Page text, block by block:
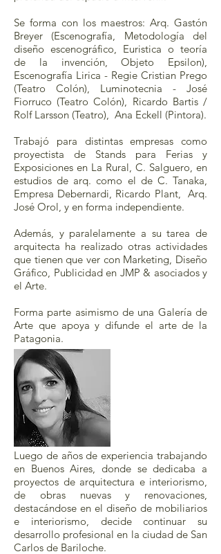
Se forma con los maestros: Arq. Gastón
Breyer (Escenografía, Metodología del
diseño escenográfico, Euristica o teoría
de la invención, Objeto Epsilon),
Escenografía Lirica - Regie Cristian Prego
(Teatro Colón), Luminotecnia - José
Fiorruco (Teatro Colón), Ricardo Bartis /
Rolf Larsson (Teatro), Ana Eckell (Pintora).
Trabajó para distintas empresas como
proyectista de Stands para Ferias y
Exposiciones en La Rural, C. Salguero, en
estudios de arq. como el de C. Tanaka,
Empresa Debernardi, Ricardo Plant, Arq.
José Orol, y en forma independiente.
Además, y paralelamente a su tarea de
arquitecta ha realizado otras actividades
que tienen que ver con Marketing, Diseño
Gráfico, Publicidad en JMP & asociados y
el Arte.
Forma parte asimismo de una Galería de
Arte que apoya y difunde el arte de la
Patagonia.
Luego de años de experiencia trabajando
en Buenos Aires, donde se dedicaba a
proyectos de arquitectura e interiorismo,
de obras nuevas y renovaciones,
destacándose en el diseño de mobiliarios
e interiorismo, decide continuar su
desarrollo profesional en la ciudad de San
Carlos de Bariloche.